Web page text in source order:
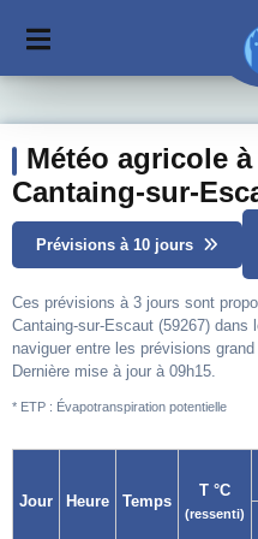
Météo agricole
Cantaing-sur-
Prévisions à 10 jours
Ces prévisions à 3 jours sont
Cantaing-sur-Escaut (59267)
naviguer entre les prévisions
Dernière mise à jour à 09h15.
* ETP : Évapotranspiration potentielle
Jour Heure Temps
T °C
(ressenti)